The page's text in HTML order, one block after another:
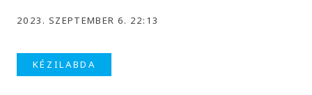
2023. SZEPTEMBER 6. 22:13
KÉZILABDA